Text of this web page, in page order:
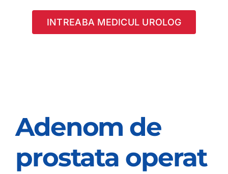
INTREABA MEDICUL UROLOG
Adenom de
prostata operat